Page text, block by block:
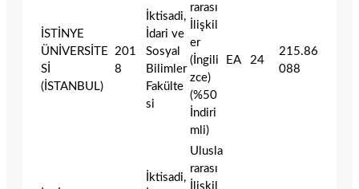
İSTİNYE
ÜNİVERSİTE
Sİ
(İSTANBUL)
201
8
İktisadi,
İdari ve
Sosyal
Bilimler
Fakülte
si
rarası
İlişkil
er
(İngili
zce)
(%50
İndiri
mli)
EA 24
215.86
088
İktisadi,
Ulusla
rarası
İlişkil